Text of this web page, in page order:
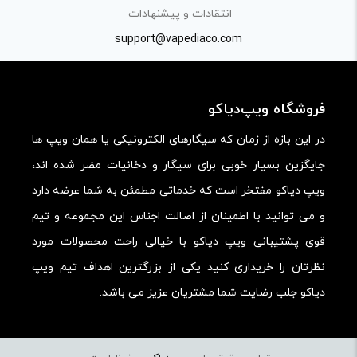
انتقادات و پیشنهادات
support@vapediaco.com
فروشگاه ویپ‌دیاکو
در این بازه از زمان که سیگارهای الکترونیکی یا همان ویپ ها
جایگزین بسیار خوبی برای سیگار و دخانیات مضر شده اند،
ویپ دیاکو مفتخر است که خدماتی مطمئن به شما عرضه دارد
و می توانید با اطمینان از اصالت اجناس این مجموعه و تیم
قوی پشتیبانی ویپ دیاکو با خیالی راحت محصولات مورد
نظرتان را خریداری کنید یکی از بزرگترین اهداف تیم ویپ
دیاکو جلب رضایت شما مشتریان عزیز می باشد.